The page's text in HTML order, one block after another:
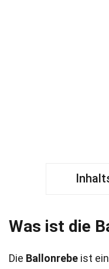
Was ist die
Die Ballonrebe ist